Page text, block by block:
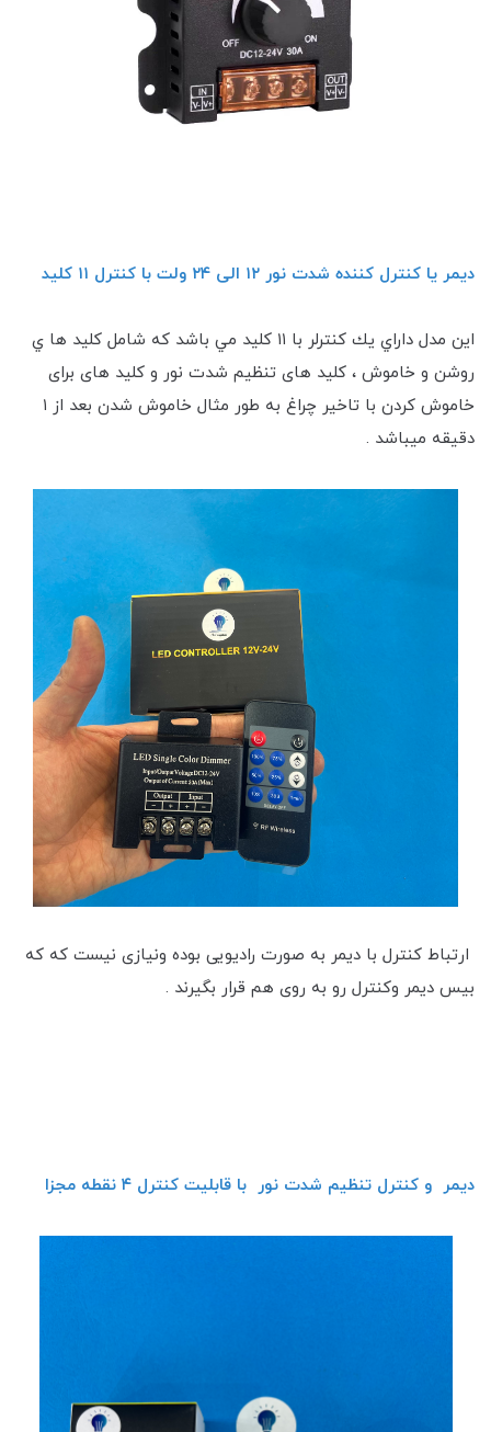
دیمر یا کنترل کننده شدت نور ۱۲ الی ۲۴ ولت با کنترل ۱۱ کلید
اين مدل داراي يك كنترلر با ١١ كليد مي باشد كه شامل کلید ها ي
روشن و خاموش ، کلید های تنظیم شدت نور و کلید های برای
خاموش کردن با تاخیر چراغ به طور مثال خاموش شدن بعد از ۱
دقیقه میباشد .
ارتباط کنترل با دیمر به صورت رادیویی بوده و‌نیازی نیست که که
بیس دیمر و‌کنترل رو به روی هم قرار بگیرند .
دیمر و کنترل تنظیم شدت نور با قابلیت کنترل ۴ نقطه مجزا